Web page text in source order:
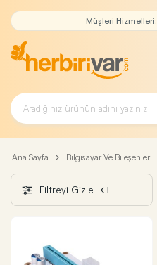
Müşteri Hizmetleri:
Ana Sayfa Bilgisayar Ve Bileşenleri
Filtreyi Gizle